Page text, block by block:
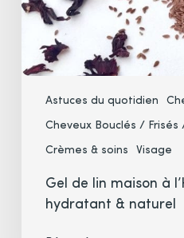
Astuces du quotidien
Cheveux Bouclés / Frisés
Crèmes & soins Visage
hydratant
naturel
Gel de lin maison à
hydratant & naturel